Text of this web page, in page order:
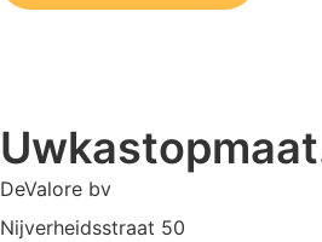
DeValore bv
Nijverheidsstraat 50